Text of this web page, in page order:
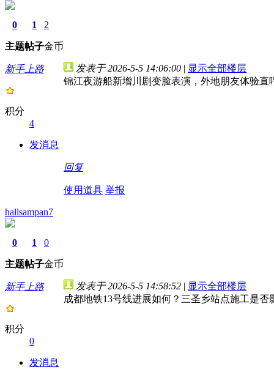
0
主题
1
帖子
2
金币
新手上路
积分
4
发消息
发表于 2026-5-5 14:06:00 | 显示全部楼层
锦江夜游船新增川剧变脸表演，外地朋友体验直
回复
使用道具 举报
hallsampan7
0
主题
1
帖子
0
金币
新手上路
积分
0
发消息
发表于 2026-5-5 14:58:52 | 显示全部楼层
成都地铁13号线进展如何？三圣乡站点施工是否